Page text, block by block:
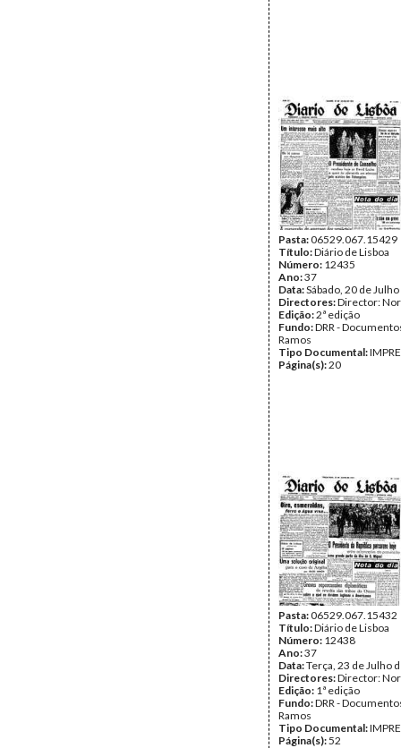
Pasta:06529.067.15429
Título:Diário de Lisboa
Número: 12435
Ano:37
Data:Sábado, 20 de
Directores:Director:
Edição:2ª edição
Fundo:DRR -
Ramos
Tipo Documental:
Página(s):20
Pasta:06529.067.15432
Título:Diário de Lisboa
Número: 12438
Ano:37
Data:Terça, 23 de Julho
Directores:Director:
Edição: 1ª edição
Fundo:DRR -
Ramos
Tipo Documental:
Página(s):52